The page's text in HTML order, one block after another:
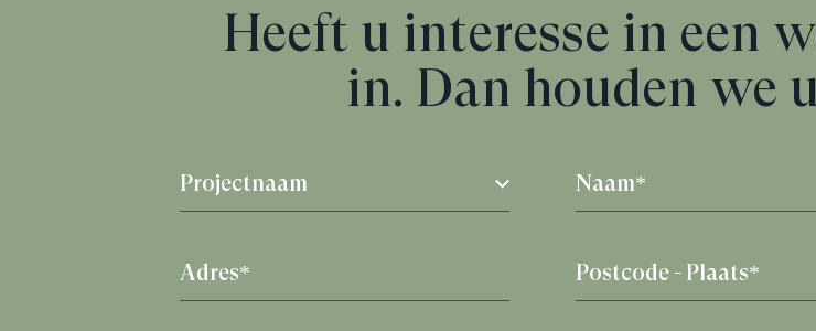
Heeft u interesse in een
in. Dan houden we
Projectnaam